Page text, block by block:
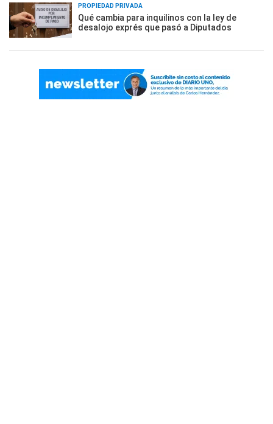
PROPIEDAD PRIVADA
Qué cambia para inquilinos con la ley de
desalojo exprés que pasó a Diputados